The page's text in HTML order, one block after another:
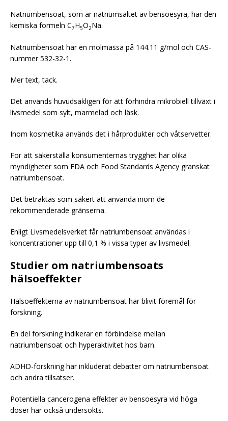
Natriumbensoat, som är natriumsaltet av bensoesyra, har den
kemiska formeln C7H5O2Na.
Natriumbensoat har en molmassa på 144.11 g/mol och CAS-
nummer 532-32-1.
Mer text, tack.
Det används huvudsakligen för att förhindra mikrobiell tillväxt i
livsmedel som sylt, marmelad och läsk.
Inom kosmetika används det i hårprodukter och våtservetter.
För att säkerställa konsumenternas trygghet har olika
myndigheter som FDA och Food Standards Agency granskat
natriumbensoat.
Det betraktas som säkert att använda inom de
rekommenderade gränserna.
Enligt Livsmedelsverket får natriumbensoat användas i
koncentrationer upp till 0,1 % i vissa typer av livsmedel.
Studier om natriumbensoats
hälsoeffekter
Hälsoeffekterna av natriumbensoat har blivit föremål för
forskning.
En del forskning indikerar en förbindelse mellan
natriumbensoat och hyperaktivitet hos barn.
ADHD-forskning har inkluderat debatter om natriumbensoat
och andra tillsatser.
Potentiella cancerogena effekter av bensoesyra vid höga
doser har också undersökts.